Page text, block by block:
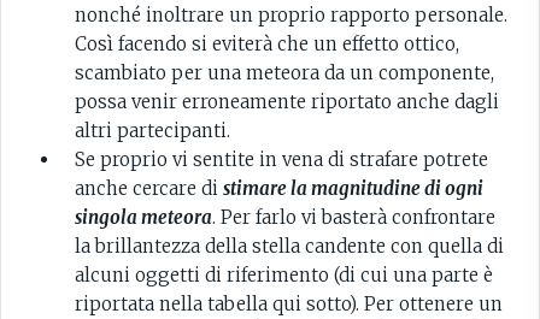
nonché inoltrare un proprio rapporto personale.
Così facendo si eviterà che un effetto ottico,
scambiato per una meteora da un componente,
possa venir erroneamente riportato anche dagli
altri partecipanti.
Se proprio vi sentite in vena di strafare potrete
anche cercare di stimare la magnitudine di ogni
singola meteora. Per farlo vi basterà confrontare
la brillantezza della stella candente con quella di
alcuni oggetti di riferimento (di cui una parte è
riportata nella tabella qui sotto). Per ottenere un